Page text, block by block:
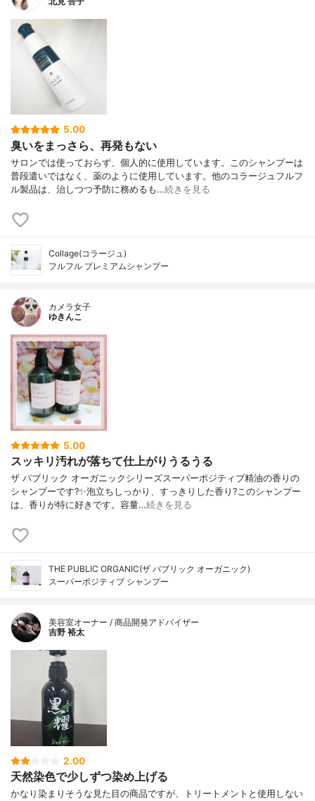
5.00
臭いをまっさら、再発もない
サロンでは使っておらず、個人的に使用しています。このシャンプーは
普段遣いではなく、薬のように使用しています。他のコラージュフルフ
ル製品は、治しつつ予防に務めるも…続きを見る
Collage(コラージュ)
フルフル プレミアムシャンプー
カメラ女子
ゆきんこ
5.00
スッキリ汚れが落ちて仕上がりうるうる
ザ パブリック オーガニックシリーズスーパーポジティブ精油の香りの
シャンプーです?✨泡立ちしっかり、すっきりした香り?このシャンプー
は、香りが特に好きです。容量…続きを見る
THE PUBLIC ORGANIC(ザ パブリック オーガニック)
スーパーポジティブ シャンプー
美容室オーナー / 商品開発アドバイザー
吉野 裕太
2.00
天然染色で少しずつ染め上げる
かなり染まりそうな見た目の商品ですが、トリートメントと使用しない